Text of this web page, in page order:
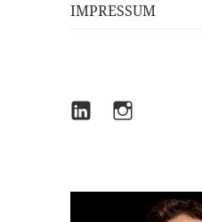
IMPRESSUM
LINKEDININSTAGRAM